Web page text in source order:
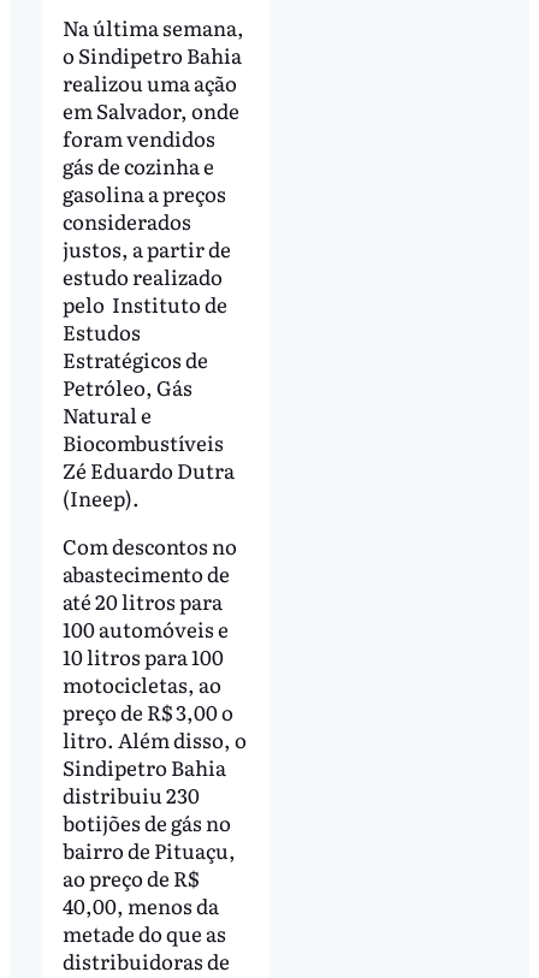
Na última semana,
o Sindipetro Bahia
realizou uma ação
em Salvador, onde
foram vendidos
gás de cozinha e
gasolina a preços
considerados
justos, a partir de
estudo realizado
pelo Instituto de
Estudos
Estratégicos de
Petróleo, Gás
Natural e
Biocombustíveis
Zé Eduardo Dutra
(Ineep).
Com descontos no
abastecimento de
até 20 litros para
100 automóveis e
10 litros para 100
motocicletas, ao
preço de R$ 3,00 o
litro. Além disso, o
Sindipetro Bahia
distribuiu 230
botijões de gás no
bairro de Pituaçu,
ao preço de R$
40,00, menos da
metade do que as
distribuidoras de